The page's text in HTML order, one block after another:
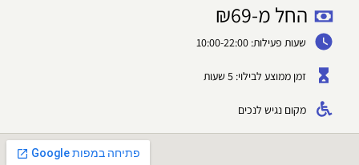
החל מ- ₪69
שעות פעילות: 10:00-22:00
זמן ממוצע לבילוי: 5 שעות
מקום נגיש לנכים